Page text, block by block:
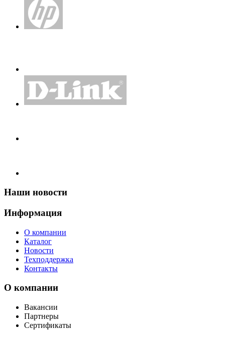
Наши новости
Информация
О компании
Каталог
Новости
Техподдержка
Контакты
О компании
Вакансии
Партнеры
Сертификаты